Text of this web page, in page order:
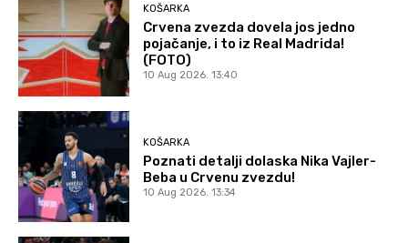
KOŠARKA
Crvena zvezda dovela jos jedno
pojačanje, i to iz Real Madrida!
(FOTO)
10 Aug 2026. 13:40
KOŠARKA
Poznati detalji dolaska Nika Vajler-
Beba u Crvenu zvezdu!
10 Aug 2026. 13:34